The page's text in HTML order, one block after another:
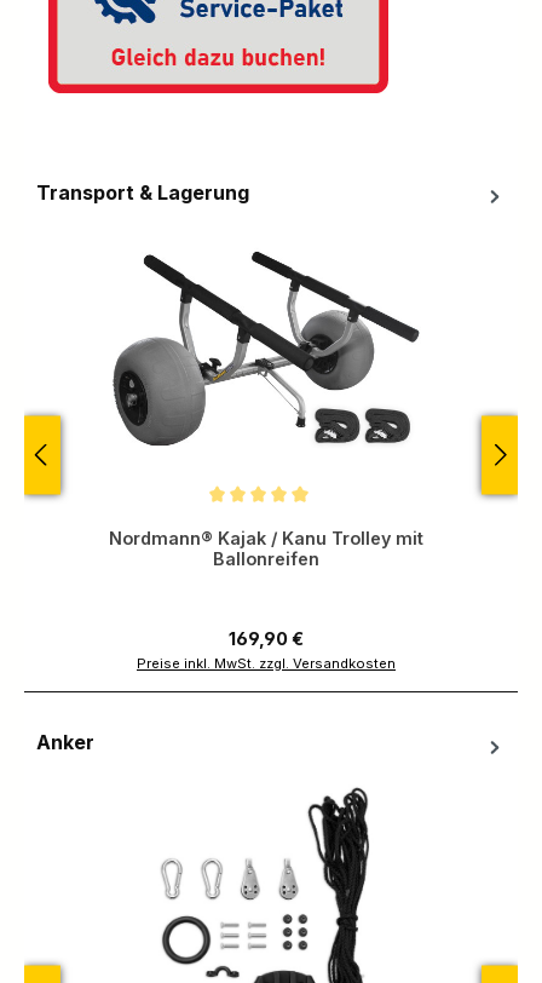
Transport & Lagerung
Nordmann® Kajak / Kanu Trolley mit
Ballonreifen
Regulärer Preis:
169,90 €
Preise inkl. MwSt. zzgl. Versandkosten
Anker